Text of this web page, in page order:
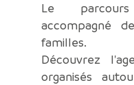
Le
accompagné
familles.
Découvrez
organisés